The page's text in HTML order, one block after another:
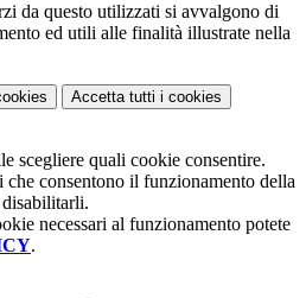
da questo utilizzati si avvalgono di
ed utili alle finalità illustrate nella
Accetta tutti i cookies
scegliere quali cookie consentire.
consentono il funzionamento della
necessari al funzionamento potete
.